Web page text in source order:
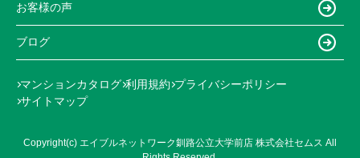
お客様の声
ブログ
マンションカタログ 利用規約 プライバシーポリシー
サイトマップ
Copyright(c) エイブルネットワーク釧路公立大学前店 株式会社セムス All